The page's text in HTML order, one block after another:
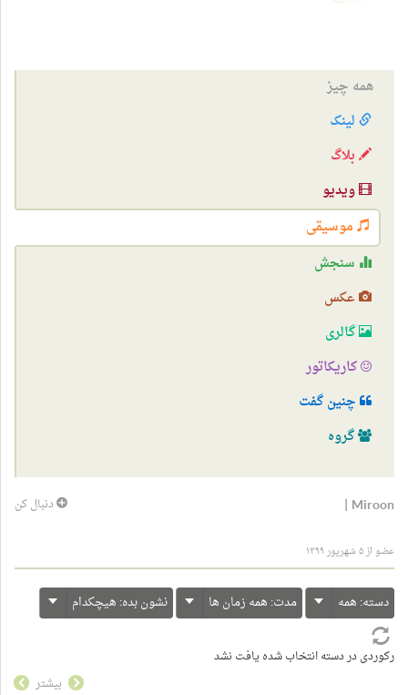
همه چیز
لینک
بلاگ
ویدیو
موسیقی
سنجش
عکس
گالری
کاریکاتور
چنین گفت
گروه
دنبال کن Miroon
|
عضو از ۵ شهریور ۱۳۹۹
دسته: همه مدت: همه زمان ها نشون بده: هیچکدام
رکوردی در دسته انتخاب شده یافت نشد
بیشتر